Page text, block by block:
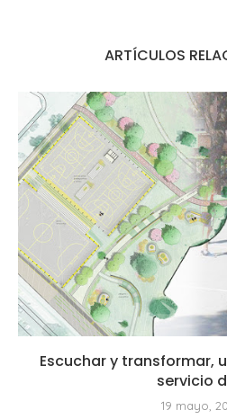
ARTÍCULOS
Escuchar y transformar,
servicio
19 mayo,